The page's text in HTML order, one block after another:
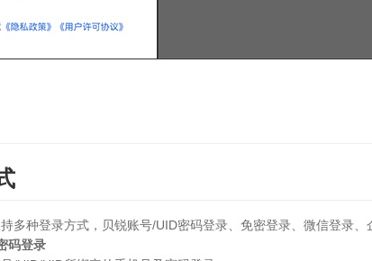
多种登录方式，贝锐账号/UID密码登录、免密登录、微信登录、
码登录